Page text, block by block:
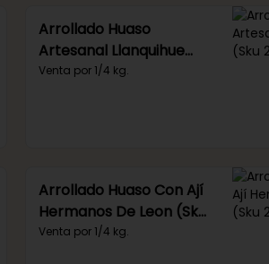
Arrollado Huaso
Artesanal Llanquihue
(Sku 286)
Venta por 1/4 kg.
Arrollado Huaso Con Ají
Hermanos De Leon (Sku
292)
Venta por 1/4 kg.